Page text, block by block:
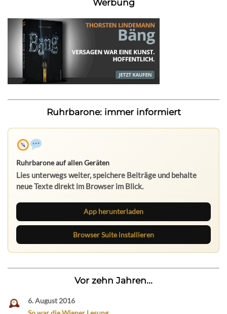
Ruhrbarone: immer informiert
Ruhrbarone auf allen Geräten
Lies unterwegs weiter, speichere Beiträge und behalte
neue Texte direkt im Browser im Blick.
App herunterladen
Browser Suite installieren
Vor zehn Jahren...
6. August 2016